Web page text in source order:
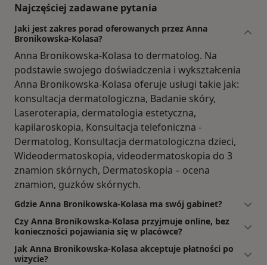
Najczęściej zadawane pytania
Jaki jest zakres porad oferowanych przez Anna
Bronikowska-Kolasa?
Anna Bronikowska-Kolasa to dermatolog. Na
podstawie swojego doświadczenia i wykształcenia
Anna Bronikowska-Kolasa oferuje usługi takie jak:
konsultacja dermatologiczna, Badanie skóry,
Laseroterapia, dermatologia estetyczna,
kapilaroskopia, Konsultacja telefoniczna -
Dermatolog, Konsultacja dermatologiczna dzieci,
Wideodermatoskopia, videodermatoskopia do 3
znamion skórnych, Dermatoskopia – ocena
znamion, guzków skórnych.
Gdzie Anna Bronikowska-Kolasa ma swój gabinet?
Czy Anna Bronikowska-Kolasa przyjmuje online, bez
konieczności pojawiania się w placówce?
Jak Anna Bronikowska-Kolasa akceptuje płatności po
wizycie?